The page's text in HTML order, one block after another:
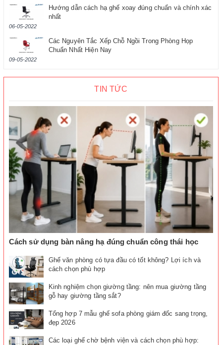
Hướng dẫn cách hạ ghế xoay đúng chuẩn và chính xác
nhất
06-05-2022
Các Nguyên Tắc Xếp Chỗ Ngồi Trong Phòng Họp
Chuẩn Nhất Hiện Nay
09-05-2022
TIN TỨC
Cách sử dụng bàn nâng hạ đúng chuẩn công thái học
Ghế văn phòng có tựa đầu có tốt không? Lợi ích và
cách chọn phù hợp
Kinh nghiệm chọn giường tầng: nên mua giường tầng
gỗ hay giường tầng sắt?
Tổng hợp 7 mẫu ghế sofa phòng giám đốc sang trọng,
đẹp 2026
Các loại ghế chờ bệnh viện và cách chọn phù hợp: